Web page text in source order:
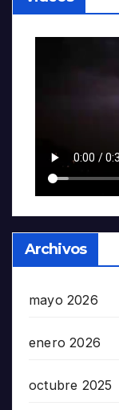
Archivos
mayo 2026
enero 2026
octubre 2025